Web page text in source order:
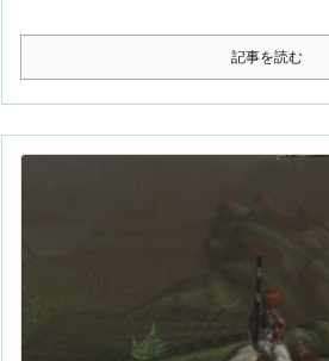
記事を読む